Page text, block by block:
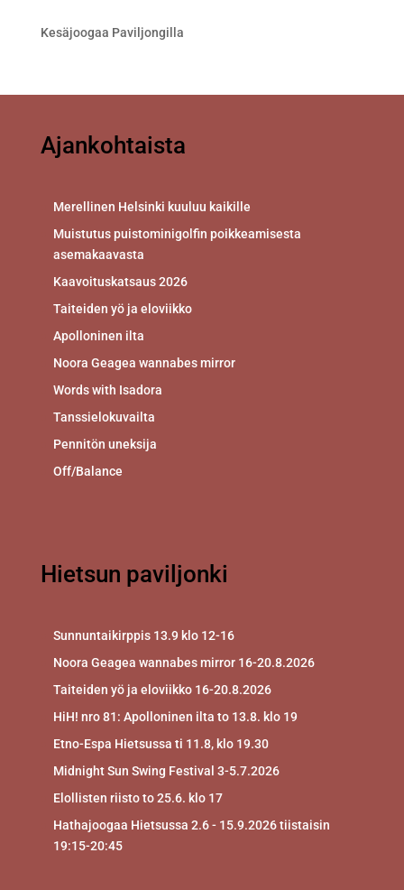
Kesäjoogaa Paviljongilla
Ajankohtaista
Merellinen Helsinki kuuluu kaikille
Muistutus puistominigolfin poikkeamisesta
asemakaavasta
Kaavoituskatsaus 2026
Taiteiden yö ja eloviikko
Apolloninen ilta
Noora Geagea wannabes mirror
Words with Isadora
Tanssielokuvailta
Pennitön uneksija
Off/Balance
Hietsun paviljonki
Sunnuntaikirppis 13.9 klo 12-16
Noora Geagea wannabes mirror 16-20.8.2026
Taiteiden yö ja eloviikko 16-20.8.2026
HiH! nro 81: Apolloninen ilta to 13.8. klo 19
Etno-Espa Hietsussa ti 11.8, klo 19.30
Midnight Sun Swing Festival 3-5.7.2026
Elollisten riisto to 25.6. klo 17
Hathajoogaa Hietsussa 2.6 - 15.9.2026 tiistaisin
19:15-20:45